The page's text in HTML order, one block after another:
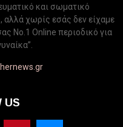
και σωματικό
αλλά χωρίς εσάς δεν είχαμε
Νo.1 Online περιοδικό για
US